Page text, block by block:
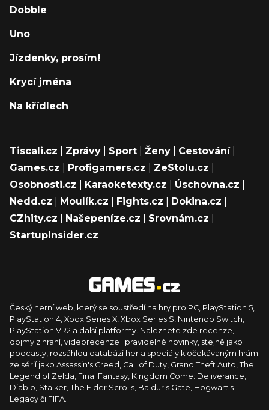
Dobble
Uno
Jízdenky, prosím!
Krycí jména
Na křídlech
Tiscali.cz Zprávy Sport Ženy Cestování|
Games.cz
Profigamers.cz ZeStolu.cz
Osobnosti.cz
Karaoketexty.cz Úschovna.cz
Nedd.cz
Moulík.cz Fights.cz Dokina.cz
CZhity.cz
Našepeníze.cz Srovnám.cz
StartupInsider.cz
Český herní web, který se soustředí na hry pro PC, PlayStation 5,
PlayStation 4, Xbox Series X, Xbox Series S, Nintendo Switch,
PlayStation VR2 a další platformy. Naleznete zde recenze,
dojmy z hraní, videorecenze i pravidelné novinky, stejně jako
podcasty, rozsáhlou databázi her a speciály k očekávaným hrám
ze sérií jako Assassin's Creed, Call of Duty, Grand Theft Auto, The
Legend of Zelda, Final Fantasy, Kingdom Come: Deliverance,
Diablo, Stalker, The Elder Scrolls, Baldur's Gate, Hogwart's
Legacy či FIFA.